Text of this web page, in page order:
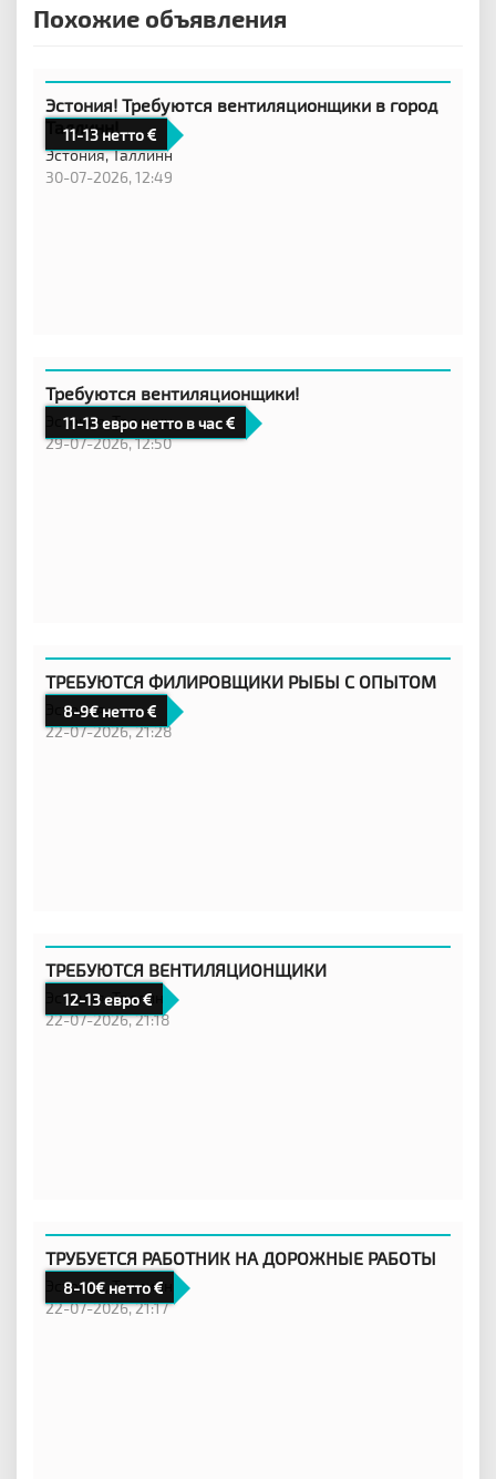
Похожие объявления
11-13 нетто
Эстония! Требуются вентиляционщики в город
Таллинн!
Эстония,Таллинн
30-07-2026, 12:49
11-13 евро нетто в час
Требуются вентиляционщики!
Эстония,Таллинн
29-07-2026, 12:50
8-9€ нетто
ТРЕБУЮТСЯ ФИЛИРОВЩИКИ РЫБЫ С ОПЫТОМ
Эстония,
22-07-2026, 21:28
12-13 евро
ТРЕБУЮТСЯ ВЕНТИЛЯЦИОНЩИКИ
Эстония,Таллинн
22-07-2026, 21:18
8-10€ нетто
ТРУБУЕТСЯ РАБОТНИК НА ДОРОЖНЫЕ РАБОТЫ
Эстония,Таллинн
22-07-2026, 21:17